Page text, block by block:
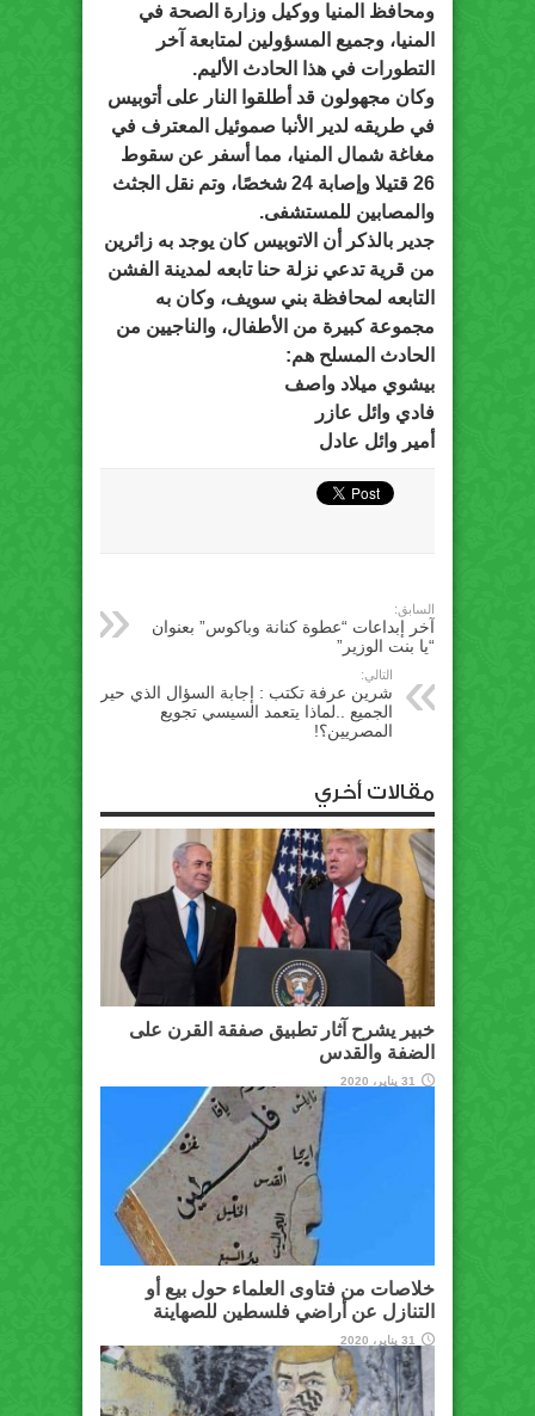
ومحافظ المنيا ووكيل وزارة الصحة في
المنيا، وجميع المسؤولين لمتابعة آخر
التطورات في هذا الحادث الأليم.
وكان مجهولون قد أطلقوا النار على أتوبيس
في طريقه لدير الأنبا صموئيل المعترف في
مغاغة شمال المنيا، مما أسفر عن سقوط
26 قتيلا وإصابة 24 شخصًا، وتم نقل الجثث
والمصابين للمستشفى.
جدير بالذكر أن الاتوبيس كان يوجد به زائرين
من قرية تدعي نزلة حنا تابعه لمدينة الفشن
التابعه لمحافظة بني سويف، وكان به
مجموعة كبيرة من الأطفال، والناجيين من
الحادث المسلح هم:
بيشوي ميلاد واصف
فادي وائل عازر
أمير وائل عادل
السابق:
آخر إبداعات “عطوة كنانة وباكوس” بعنوان
“يا بنت الوزير”
التالي:
شرين عرفة تكتب : إجابة السؤال الذي حير
الجميع ..لماذا يتعمد السيسي تجويع
المصريين؟!
مقالات أخري
خبير يشرح آثار تطبيق صفقة القرن على
الضفة والقدس
31 يناير، 2020
خلاصات من فتاوى العلماء حول بيع أو
التنازل عن أراضي فلسطين للصهاينة
31 يناير، 2020